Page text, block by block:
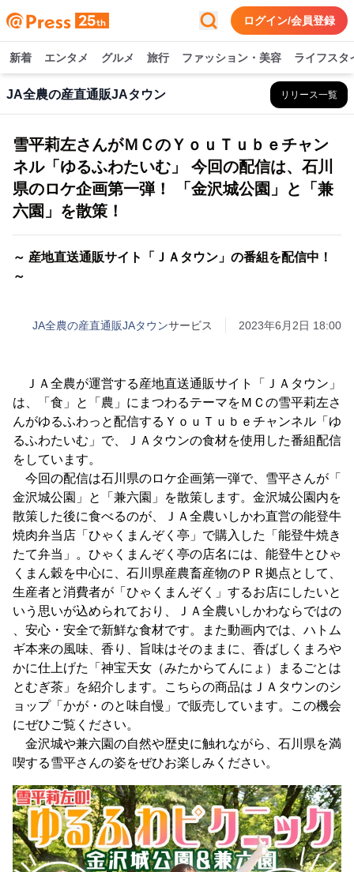
ログイン/会員登録
新着 エンタメ グルメ 旅行 ファッション・美容 ライフスタ
JA全農の産直通販JAタウン リリース一覧
雪平莉左さんがＭＣのＹｏｕＴｕｂｅチャン
ネル「ゆるふわたいむ」 今回の配信は、石川
県のロケ企画第一弾！ 「金沢城公園」と「兼
六園」を散策！
～ 産地直送通販サイト「ＪＡタウン」の番組を配信中！
～
JA全農の産直通販JAタウンサービス 2023年6月2日 18:00
ＪＡ全農が運営する産地直送通販サイト「ＪＡタウン」
は、「食」と「農」にまつわるテーマをＭＣの雪平莉左さ
んがゆるふわっと配信するＹｏｕＴｕｂｅチャンネル「ゆ
るふわたいむ」で、ＪＡタウンの食材を使用した番組配信
をしています。
今回の配信は石川県のロケ企画第一弾で、雪平さんが「
金沢城公園」と「兼六園」を散策します。金沢城公園内を
散策した後に食べるのが、ＪＡ全農いしかわ直営の能登牛
焼肉弁当店「ひゃくまんぞく亭」で購入した「能登牛焼き
たて弁当」。ひゃくまんぞく亭の店名には、能登牛とひゃ
くまん穀を中心に、石川県産農畜産物のＰＲ拠点として、
生産者と消費者が「ひゃくまんぞく」するお店にしたいと
いう思いが込められており、ＪＡ全農いしかわならではの
、安心・安全で新鮮な食材です。また動画内では、ハトム
ギ本来の風味、香り、旨味はそのままに、香ばしくまろや
かに仕上げた「神宝天女（みたからてんにょ）まるごとは
とむぎ茶」を紹介します。こちらの商品はＪＡタウンのシ
ョップ「かが・のと味自慢」で販売しています。この機会
にぜひご覧ください。
金沢城や兼六園の自然や歴史に触れながら、石川県を満
喫する雪平さんの姿をぜひお楽しみください。